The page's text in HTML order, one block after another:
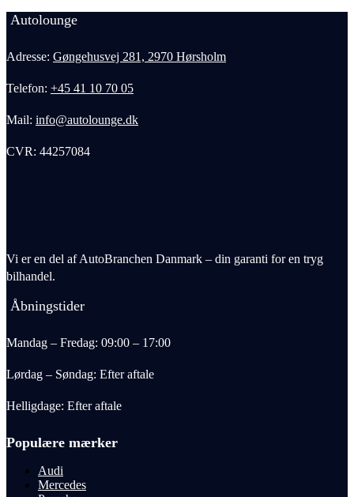
Autolounge
Adresse: Gøngehusvej 281, 2970 Hørsholm
Telefon: +45 41 10 70 05
Mail: info@autolounge.dk
CVR: 44257084
Vi er en del af AutoBranchen Danmark – din garanti for en tryg
bilhandel.
Åbningstider
Mandag – Fredag: 09:00 – 17:00
Lørdag – Søndag: Efter aftale
Helligdage: Efter aftale
Populære mærker
Audi
Mercedes